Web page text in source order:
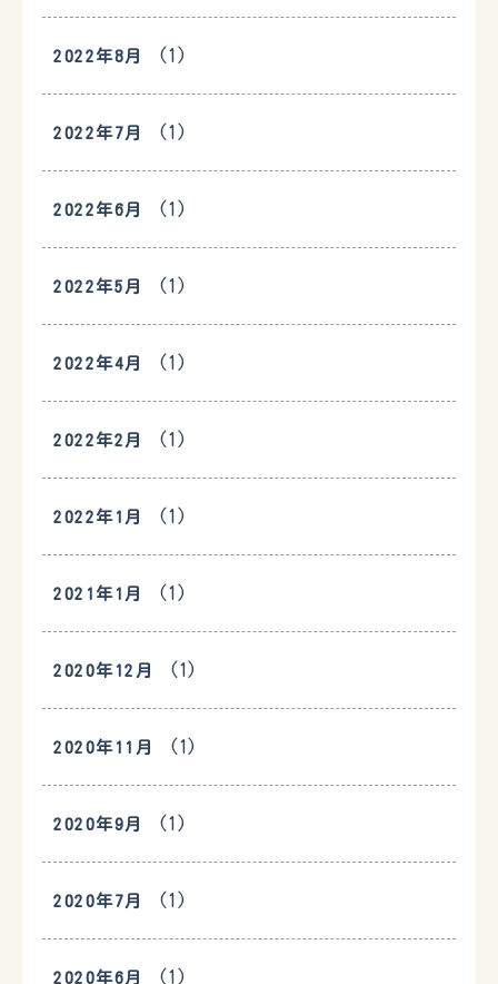
2022年8月 (1)
2022年7月 (1)
2022年6月 (1)
2022年5月 (1)
2022年4月 (1)
2022年2月 (1)
2022年1月 (1)
2021年1月 (1)
2020年12月 (1)
2020年11月 (1)
2020年9月 (1)
2020年7月 (1)
2020年6月 (1)